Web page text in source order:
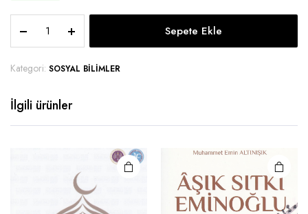
Sepete Ekle
Kategori: SOSYAL BILIMLER
İlgili ürünler